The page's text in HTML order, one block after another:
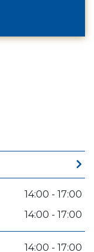
14:00 - 17:00
14:00 - 17:00
14:00 - 17:00